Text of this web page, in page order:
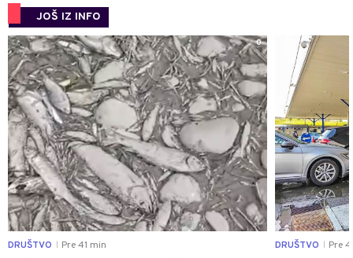
JOŠ IZ INFO
0
DRUŠTVO Pre 41 min DRUŠTVO Pre